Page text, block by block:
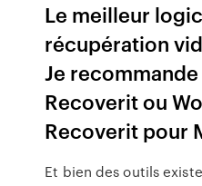
Le meilleur
récupération
Je
Recoverit ou
Recoverit pour
Et bien des outils